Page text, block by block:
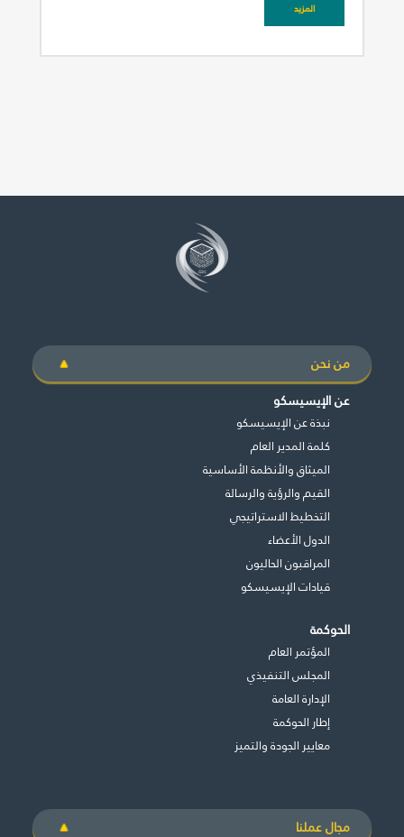
المزيد
من نحن
عن الإيسيسكو
نبذة عن الإيسيسكو
كلمة المدير العام
الميثاق والأنظمة الأساسية
القيم والرؤية والرسالة
التخطيط الاستراتيجي
الدول الأعضاء
المراقبون الحاليون
قيادات الإيسيسكو
الحوكمة
المؤتمر العام
المجلس التنفيذي
اﻹدارة العامة
إطار الحوكمة
معايير الجودة والتميز
مجال عملنا